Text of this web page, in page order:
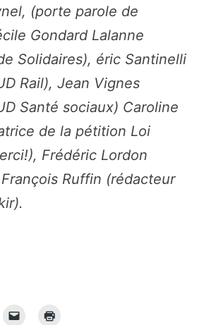
(porte parole de
Gondard Lalanne
Solidaires), éric Santinelli
Rail), Jean Vignes
Santé sociaux) Caroline
de la pétition Loi
Frédéric Lordon
Ruffin (rédacteur